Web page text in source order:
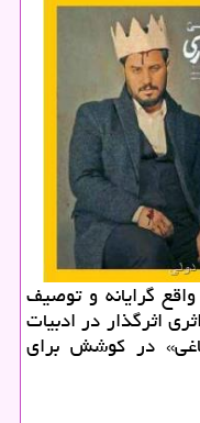
گرایانه و توصیف
اثرگذار در ادبیات
در کوشش برای